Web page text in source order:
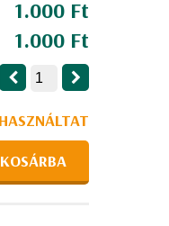
1.000 Ft
1.000 Ft
KOSÁRBA